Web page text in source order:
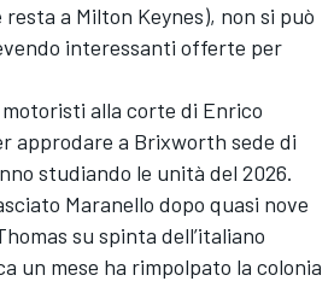
a Milton Keynes), non si può
interessanti offerte per
alla corte di Enrico
approdare a Brixworth sede di
studiando le unità del 2026.
Maranello dopo quasi nove
su spinta dell’italiano
un mese ha rimpolpato la colonia